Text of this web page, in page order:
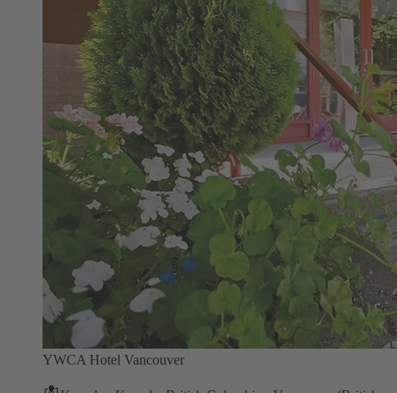
YWCA Hotel Vancouver